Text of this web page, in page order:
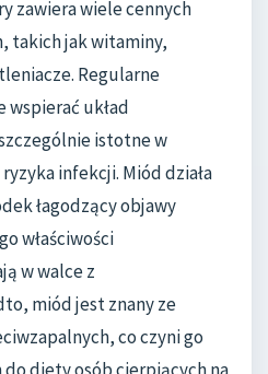
zawiera wiele cennych
takich jak witaminy,
Regularne
wspierać układ
istotne w
infekcji. Miód działa
łagodzący objawy
właściwości
w walce z
miód jest znany ze
co czyni go